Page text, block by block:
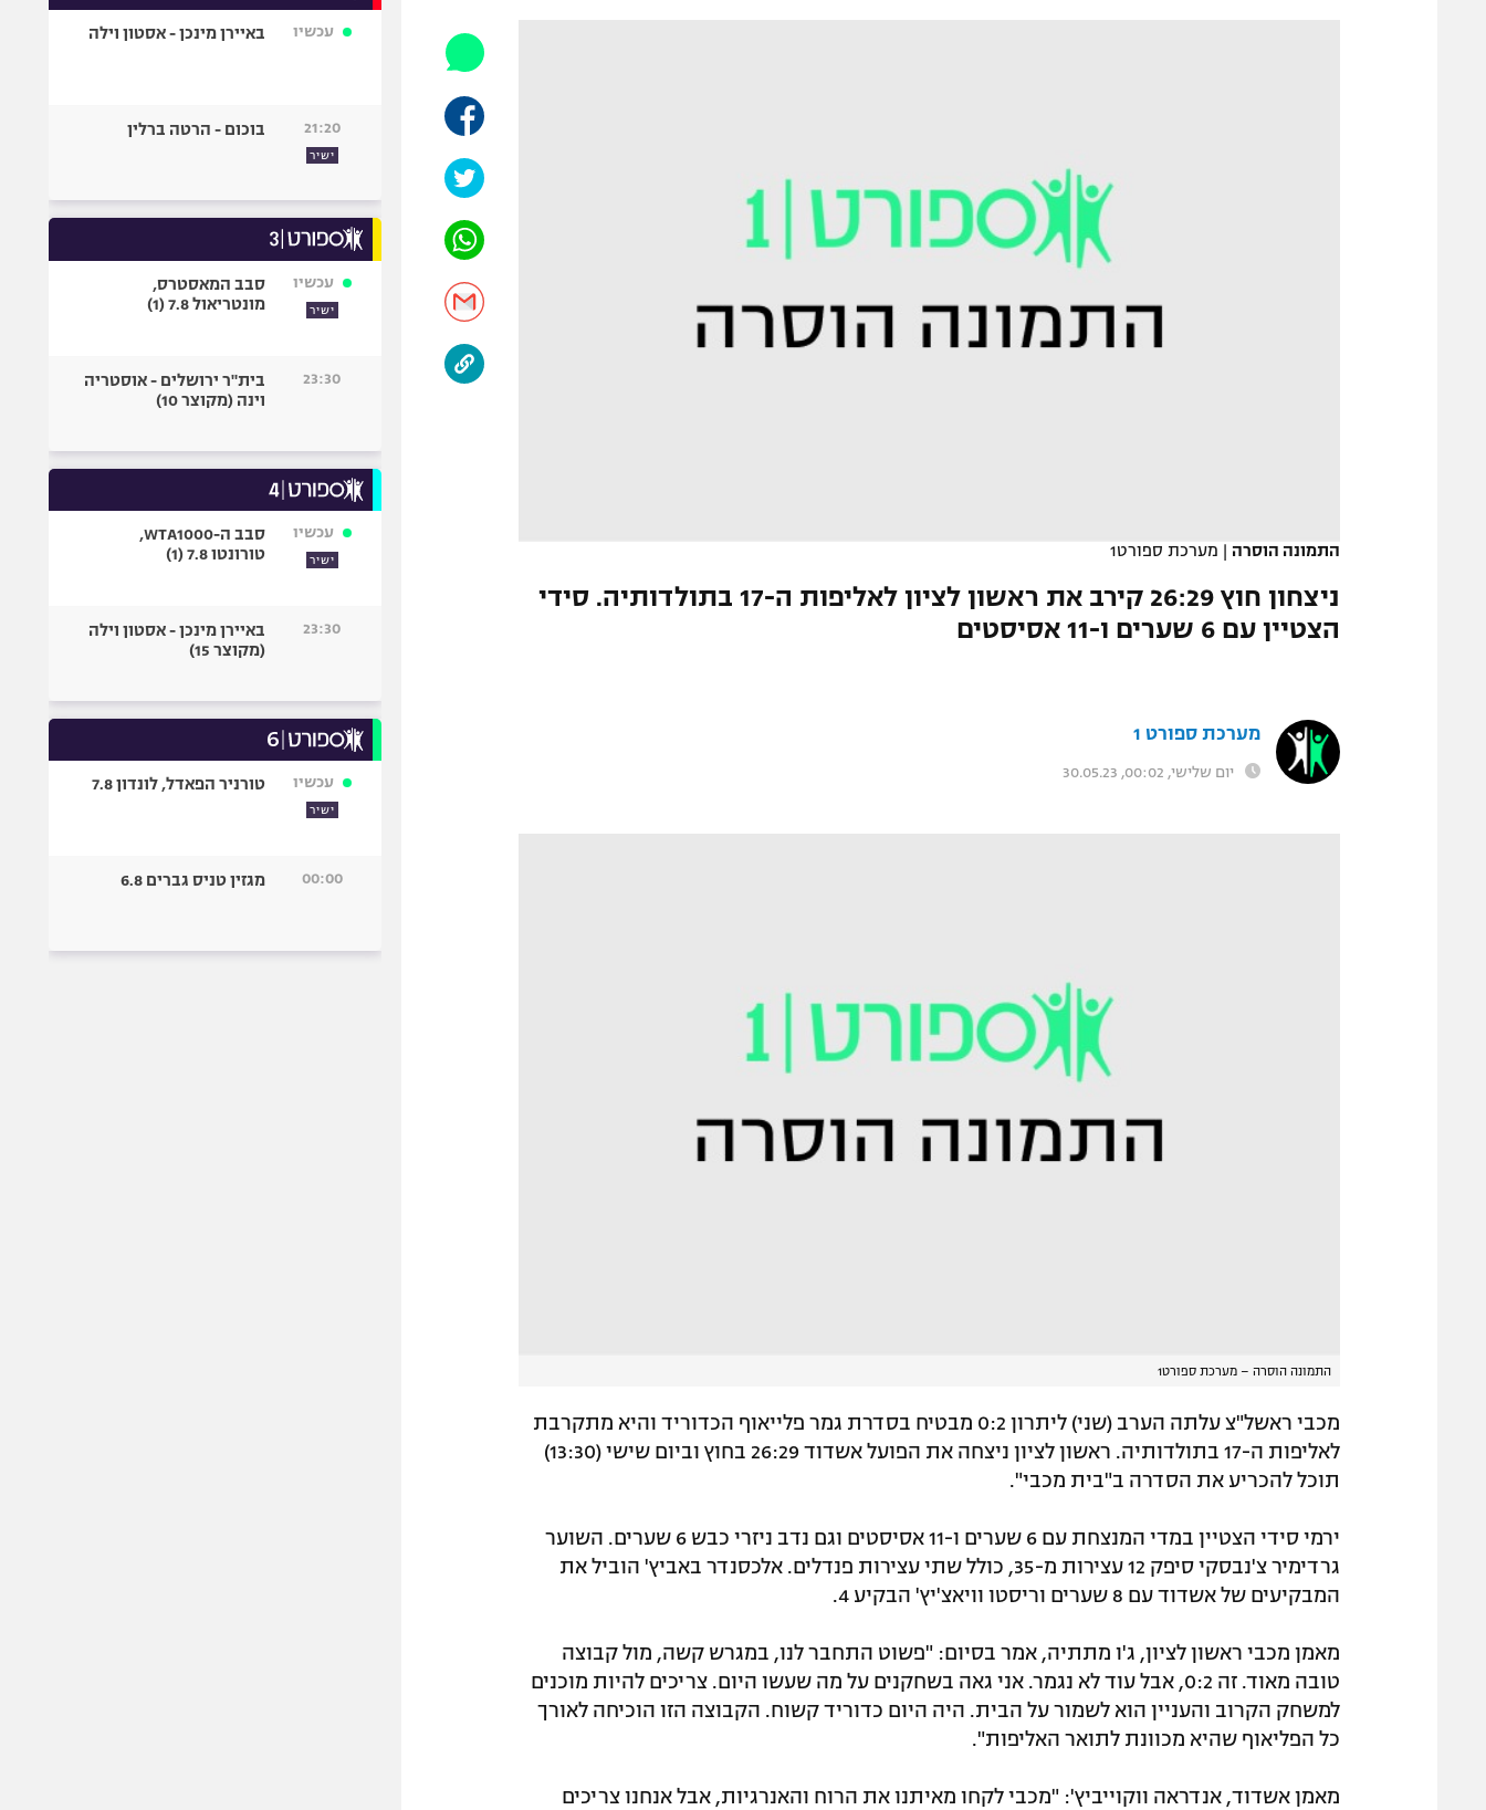
פוטבול אמריקאי NFL
אומנויות לחימה
גיימינג E-Sports
התמונה הוסרה | מערכת ספורט1
ניצחון חוץ 26:29 קירב את ראשון לציון לאליפות ה-17 בתולדותיה. סידי
הצטיין עם 6 שערים ו-11 אסיסטים
מערכת ספורט 1
יום שלישי, 00:02, 30.05.23
התמונה הוסרה – מערכת ספורט1
מכבי ראשל"צ עלתה הערב (שני) ליתרון 0:2 מבטיח בסדרת גמר פלייאוף הכדוריד והיא מתקרבת
לאליפות ה-17 בתולדותיה. ראשון לציון ניצחה את הפועל אשדוד 26:29 בחוץ וביום שישי (13:30)
תוכל להכריע את הסדרה ב"בית מכבי".
ירמי סידי הצטיין במדי המנצחת עם 6 שערים ו-11 אסיסטים וגם נדב ניזרי כבש 6 שערים. השוער
גרדימיר צ'נבסקי סיפק 12 עצירות מ-35, כולל שתי עצירות פנדלים. אלכסנדר באביץ' הוביל את
המבקיעים של אשדוד עם 8 שערים וריסטו וויאצ'יץ' הבקיע 4.
מאמן מכבי ראשון לציון, ג'ו מתתיה, אמר בסיום: "פשוט התחבר לנו, במגרש קשה, מול קבוצה
טובה מאוד. זה 0:2, אבל עוד לא נגמר. אני גאה בשחקנים על מה שעשו היום. צריכים להיות מוכנים
למשחק הקרוב והעניין הוא לשמור על הבית. היה היום כדוריד קשוח. הקבוצה הזו הוכיחה לאורך
כל הפליאוף שהיא מכוונת לתואר האליפות".
מאמן אשדוד, אנדראה ווקוייביץ': "מכבי לקחו מאיתנו את הרוח והאנרגיות, אבל אנחנו צריכים
עכשיו באיירן מינכן - אסטון וילה
21:20
ישיר
בוכום - הרטה ברלין
עכשיו
ישיר
סבב המאסטרס,
מונטריאול 7.8 (1)
23:30
בית"ר ירושלים - אוסטריה
וינה (מקוצר 10)
עכשיו
ישיר
סבב ה-WTA1000,
טורונטו 7.8 (1)
23:30
באיירן מינכן - אסטון וילה
(מקוצר 15)
עכשיו
ישיר
טורניר הפאדל, לונדון 7.8
00:00 מגזין טניס גברים 6.8